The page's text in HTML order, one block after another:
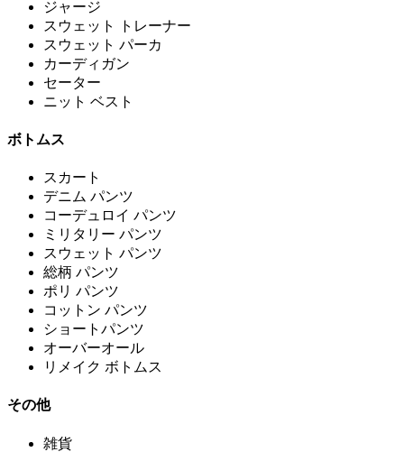
ジャージ
スウェット トレーナー
スウェット パーカ
カーディガン
セーター
ニット ベスト
ボトムス
スカート
デニム パンツ
コーデュロイ パンツ
ミリタリー パンツ
スウェット パンツ
総柄 パンツ
ポリ パンツ
コットン パンツ
ショートパンツ
オーバーオール
リメイク ボトムス
その他
雑貨